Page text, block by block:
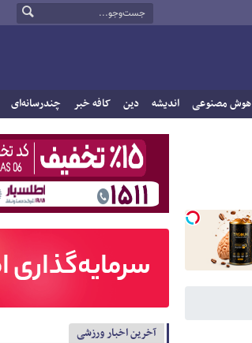
هوش مصنوعی اندیشه دین کافه خبر چندرسانه‌ای
آخرین اخبار ورزشی